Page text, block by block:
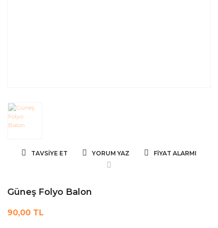
TAVSIYE ET YORUM YAZ FIYAT ALARMI
Güneş Folyo Balon
90,00 TL